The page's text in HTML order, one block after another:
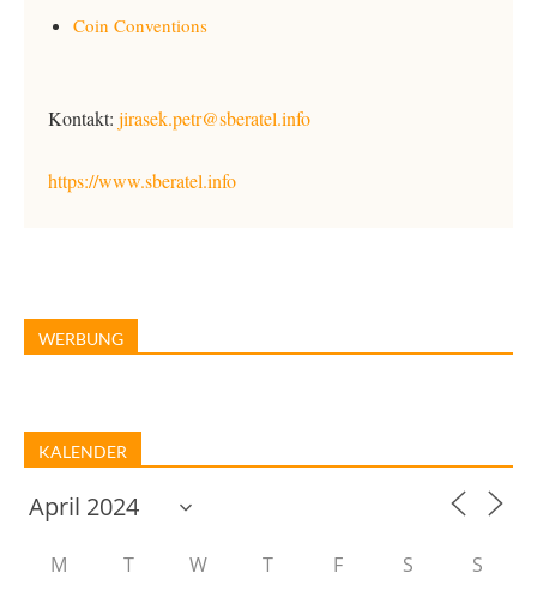
Coin Conventions
Kontakt: jirasek.petr@sberatel.info
https://www.sberatel.info
WERBUNG
KALENDER
M T W T F S S